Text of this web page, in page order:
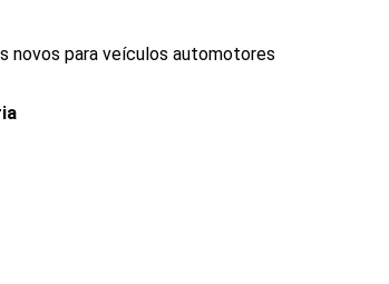
novos para veículos automotores